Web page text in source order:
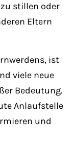
stillen oder
Eltern
ist
viele neue
Bedeutung.
Anlaufstelle
und